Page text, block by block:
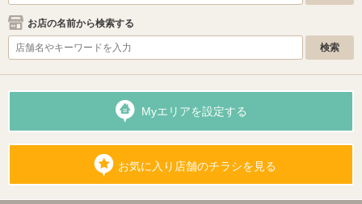
お店の名前から検索する
Myエリアを設定する
お気に入り店舗のチラシを見る